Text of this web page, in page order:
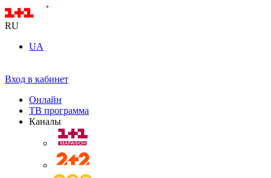
RU
UA
Вход в кабинет
Онлайн
ТВ программа
Каналы